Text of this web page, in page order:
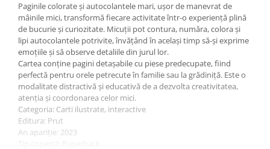
Trollere pentru copii
Penare
Penare echipate
Penare neechipate
Penare tip etui
Acuarele și pensule școlare
Acuarele școlare și Tempera
Pensule școlare
Paginile colorate și autocolantele mari, ușor de manevrat de
mâinile mici, transformă fiecare activitate într-o experiență plină
de bucurie și curiozitate. Micuții pot contura, număra, colora și
lipi autocolantele potrivite, învățând în același timp să-și exprime
emoțiile și să observe detaliile din jurul lor.
Cartea conține pagini detașabile cu piese predecupate, fiind
perfectă pentru orele petrecute în familie sau la grădiniță. Este o
modalitate distractivă și educativă de a dezvolta creativitatea,
atenția și coordonarea celor mici.
Categoria: Carti ilustrate, interactive
Editura: Prut
An apariție: 2023